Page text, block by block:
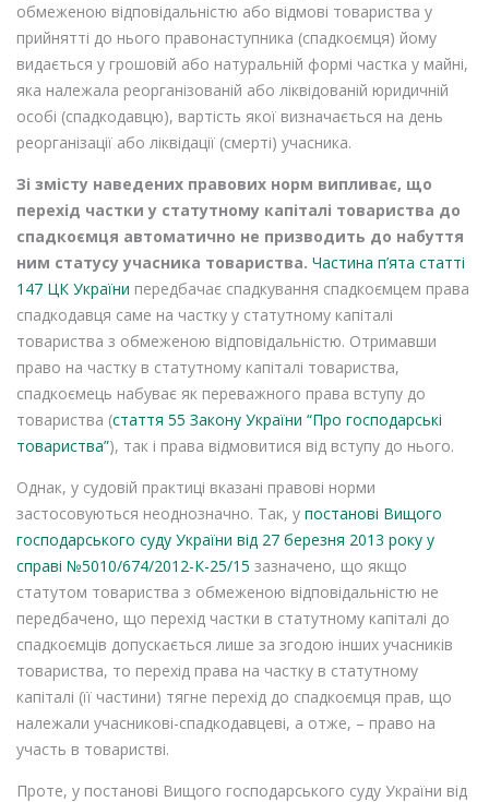
обмеженою відповідальністю або відмові товариства у
прийнятті до нього правонаступника (спадкоємця) йому
видається у грошовій або натуральній формі частка у майні,
яка належала реорганізованій або ліквідованій юридичній
особі (спадкодавцю), вартість якої визначається на день
реорганізації або ліквідації (смерті) учасника.
Зі змісту наведених правових норм випливає, що
перехід частки у статутному капіталі товариства до
спадкоємця автоматично не призводить до набуття
ним статусу учасника товариства. Частина п’ята статті
147 ЦК України передбачає спадкування спадкоємцем права
спадкодавця саме на частку у статутному капіталі
товариства з обмеженою відповідальністю. Отримавши
право на частку в статутному капіталі товариства,
спадкоємець набуває як переважного права вступу до
товариства (стаття 55 Закону України “Про господарські
товариства”), так і права відмовитися від вступу до нього.
Однак, у судовій практиці вказані правові норми
застосовуються неоднозначно. Так, у постанові Вищого
господарського суду України від 27 березня 2013 року у
справі №5010/674/2012-К-25/15 зазначено, що якщо
статутом товариства з обмеженою відповідальністю не
передбачено, що перехід частки в статутному капіталі до
спадкоємців допускається лише за згодою інших учасників
товариства, то перехід права на частку в статутному
капіталі (її частини) тягне перехід до спадкоємця прав, що
належали учасникові-спадкодавцеві, а отже, – право на
участь в товаристві.
Проте, у постанові Вищого господарського суду України від